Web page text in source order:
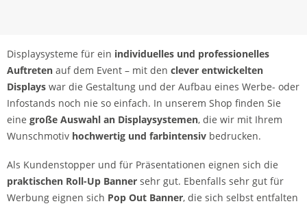
Displaysysteme für ein individuelles und professionelles
Auftreten auf dem Event – mit den clever entwickelten
Displays war die Gestaltung und der Aufbau eines Werbe- oder
Infostands noch nie so einfach. In unserem Shop finden Sie
eine große Auswahl an Displaysystemen, die wir mit Ihrem
Wunschmotiv hochwertig und farbintensiv bedrucken.
Als Kundenstopper und für Präsentationen eignen sich die
praktischen Roll-Up Banner sehr gut. Ebenfalls sehr gut für
Werbung eignen sich Pop Out Banner, die sich selbst entfalten